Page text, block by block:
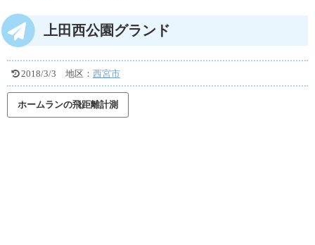
上田西公園グランド
2018/3/3 地区： 西宮市